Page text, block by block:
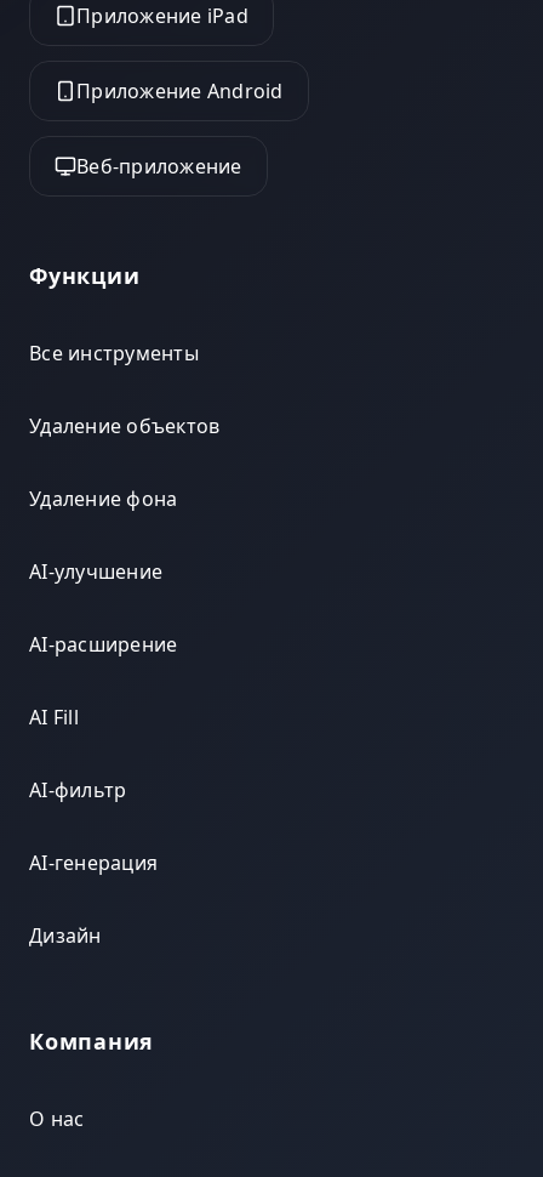
Приложение iPad
Приложение Android
Веб-приложение
Функции
Все инструменты
Удаление объектов
Удаление фона
AI-улучшение
AI-расширение
AI Fill
AI-фильтр
AI-генерация
Дизайн
Компания
О нас